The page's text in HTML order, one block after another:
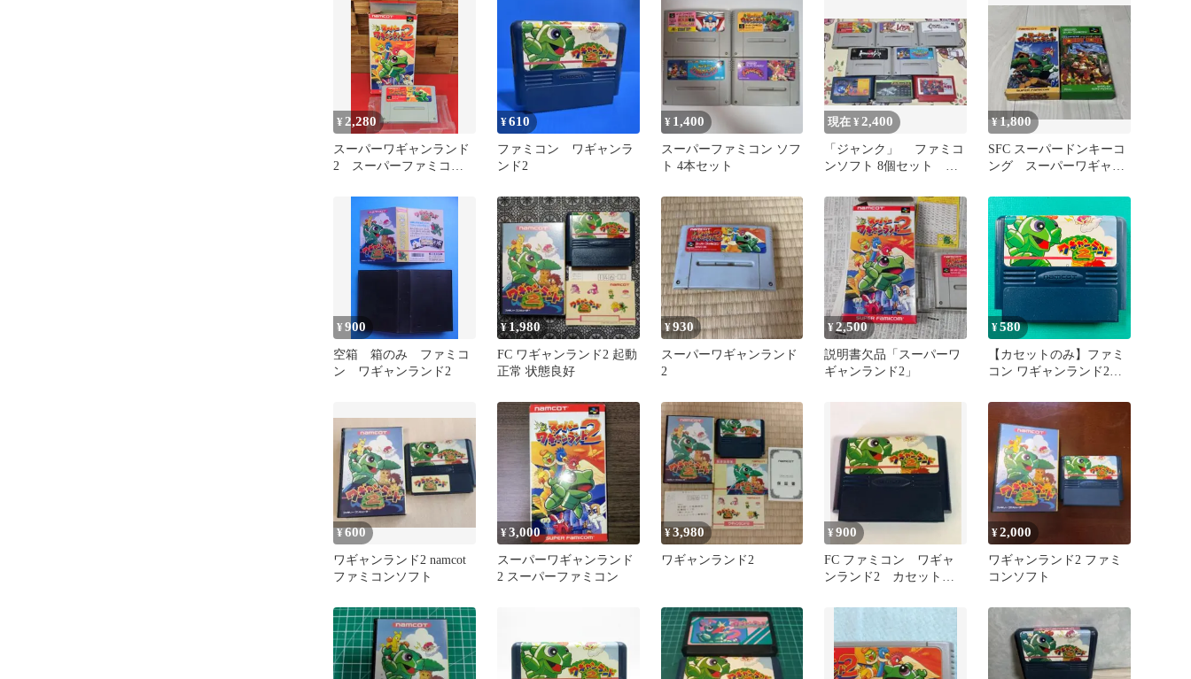
¥ 2,280
スーパーワギャンランド
2 スーパーファミコン
¥610
ファミコン ワギャンラ
ンド2
¥ 1,400
スーパーファミコン ソフ
ト 4本セット
現在 ¥ 2,400
「ジャンク」 ファミコ
ンソフト 8個セット ま
¥1,800
SFC スーパードンキーコ
ング スーパーワギャン
¥900
空箱 箱のみ ファミコ
ン ワギャンランド2
¥1,980
FC ワギャンランド2 起動
正常 状態良好
¥930
スーパーワギャンランド
2
¥2,500
説明書欠品「スーパーワ
ギャンランド2」
¥580
【カセットのみ】ファミ
コン ワギャンランド2
¥600
ワギャンランド2 namcot
ファミコンソフト
¥3,000
スーパーワギャンランド
2 スーパーファミコン
¥3,980
ワギャンランド2
¥900
FC ファミコン ワギャ
ンランド2 カセットナ
¥2,000
ワギャンランド2 ファミ
コンソフト